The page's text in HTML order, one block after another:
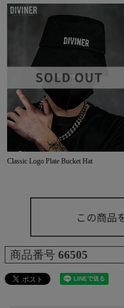
Classic Logo Plate Bucket Hat
商品番号 66505